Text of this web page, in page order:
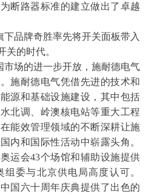
断路器标准的建立做出了卓越
品牌奇胜率先将开关面板带入
关的时代。
市场的进一步开放，施耐德电气
施耐德电气凭借先进的技术和
源和基础设施建设，其中包括
北调、岭澳核电站等重大工程
能效管理领域的不断深耕让施
内和国际性活动中崭露头角。
运会43个场馆和辅助设施提供
委与北京供电局高度认可。
国六十周年庆典提供了出色的